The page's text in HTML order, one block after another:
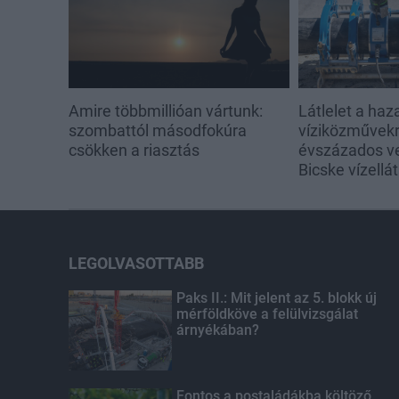
Amire többmillióan vártunk:
szombattól másodfokúra
csökken a riasztás
Látlelet a
évszázados
Bicske
LEGOLVASOTTABB
Paks II.: Mit jelent az 5. blokk új
mérföldköve a felülvizsgálat
árnyékában?